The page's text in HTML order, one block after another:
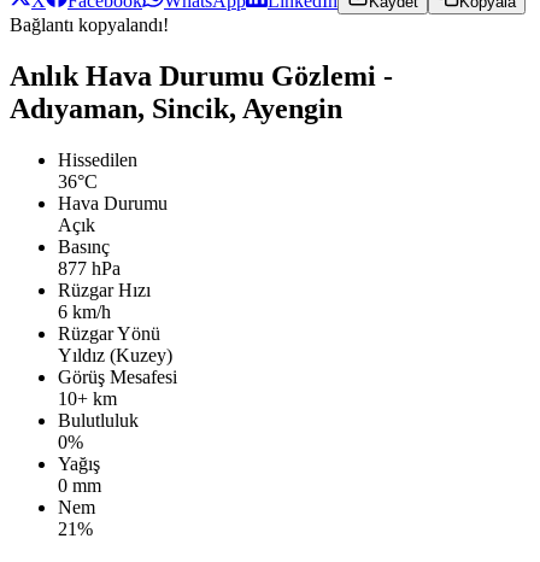
Bağlantı kopyalandı!
Anlık Hava Durumu Gözlemi -
Adıyaman, Sincik, Ayengin
Hissedilen
36°C
Hava Durumu
Açık
Basınç
877 hPa
Rüzgar Hızı
6 km/h
Rüzgar Yönü
Yıldız (Kuzey)
Görüş Mesafesi
10+ km
Bulutluluk
0%
Yağış
0 mm
Nem
21%